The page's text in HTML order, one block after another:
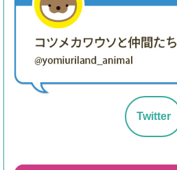
Twitter